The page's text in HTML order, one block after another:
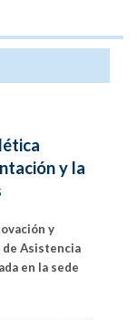
y la
y
de Asistencia
en la sede